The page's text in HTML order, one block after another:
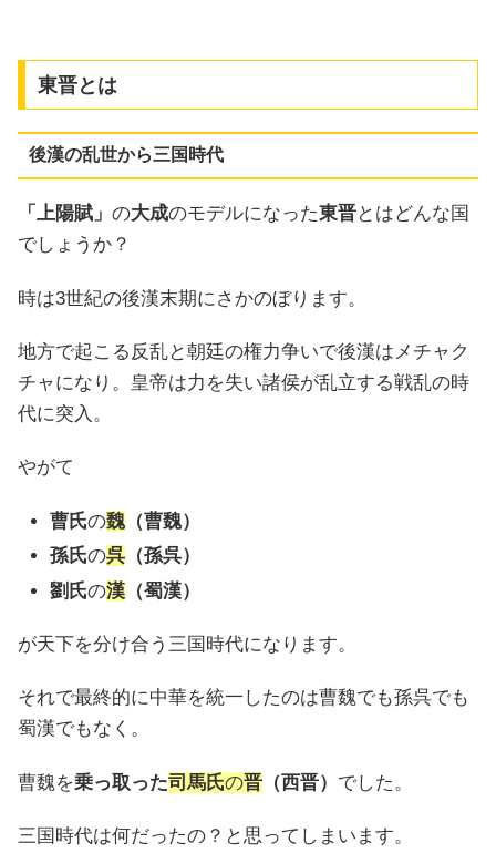
東晋とは
後漢の乱世から三国時代
「上陽賦」 の大成のモデルになった東晋とはどんな国
でしょうか？
時は3世紀の後漢末期にさかのぼります。
地方で起こる反乱と朝廷の権力争いで後漢はメチャク
チャになり。皇帝は力を失い諸侯が乱立する戦乱の時
代に突入。
やがて
曹氏の魏 （曹魏）
孫氏の呉 （孫呉）
劉氏の漢 （蜀漢）
が天下を分け合う三国時代になります。
それで最終的に中華を統一したのは曹魏でも孫呉でも
蜀漢でもなく。
曹魏を乗っ取った司馬氏の晋 （西晋） でした。
三国時代は何だったの？と思ってしまいます。